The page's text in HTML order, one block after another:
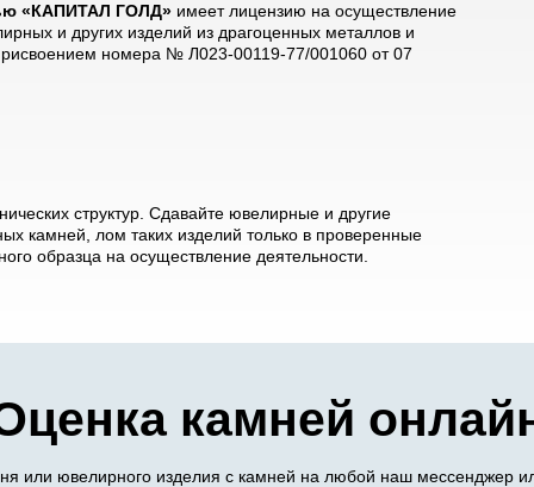
«КАПИТАЛ ГОЛД» имеет лицензию на осуществление
и других изделий из драгоценных металлов и
номера № Л023-00119-77/001060 от 07
структур. Сдавайте ювелирные и другие
камней, лом таких изделий только в проверенные
образца на осуществление деятельности.
камней
или ювелирного изделия с камней на любой наш мессенджер